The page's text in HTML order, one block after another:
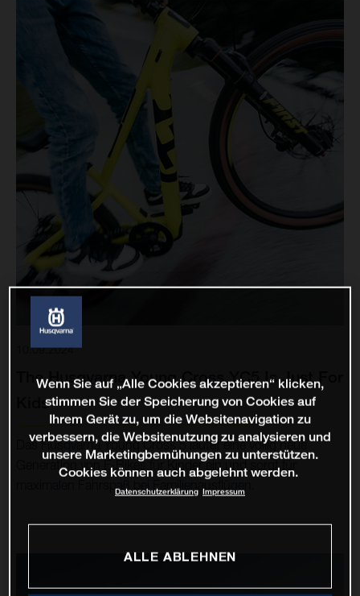
Cross-Bikes, kombiniert mit luxuriösen
Unterkunftsoptionen – das ist eine Reise fürs Leben. Dank
der Entscheidung, Husqvarna Bicycles als bevorzugte E-
Mountainbikes einzusetzen, hat Husky Rides eine Welt von
Trails und Singletracks für alle Altersgruppen und
Leistungsniveaus erschlossen. Von den Stränden und der
Mittelmeerküste bis hin zu den spektakulären
Gebirgshöhen der Serra de Tramuntana – mit den Modellen
Hard Cross und Mountain Cross ist alles möglich.
10.09.2024
The Husqvarna Young Cross YC5 Is Just For
Kids
Das Husqvarna Young Cross 5 läutet eine völlig neue
Generation von E-Bikes für Kinder ein und sorgt für
maximalen Fahrspaß bei Familienausflügen.
Wenn Sie auf „Alle Cookies akzeptieren“ klicken,
stimmen Sie der Speicherung von Cookies auf
Ihrem Gerät zu, um die Websitenavigation zu
verbessern, die Websitenutzung zu analysieren und
unsere Marketingbemühungen zu unterstützen.
Cookies können auch abgelehnt werden.
Datenschutzerklärung Impressum
ALLE ABLEHNEN